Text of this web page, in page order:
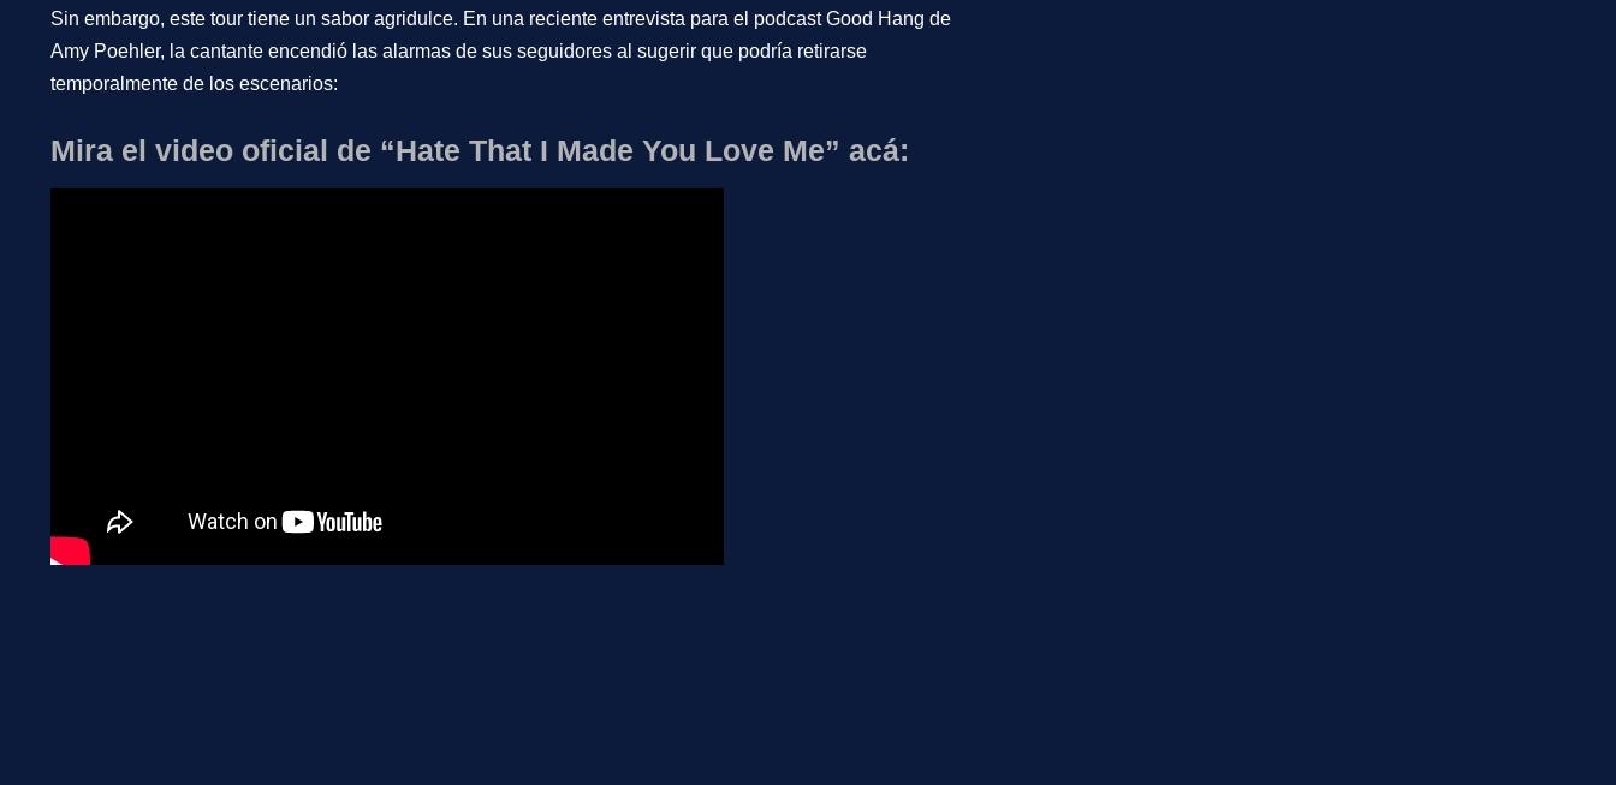
Sin embargo, este tour tiene un sabor agridulce. En una reciente entrevista para el podcastGood Hang de
Amy Poehler, la cantante encendió las alarmas de sus seguidores al sugerir que podría retirarse
temporalmente de los escenarios:
Mira el video oficial de “Hate That I Made You Love Me” acá: